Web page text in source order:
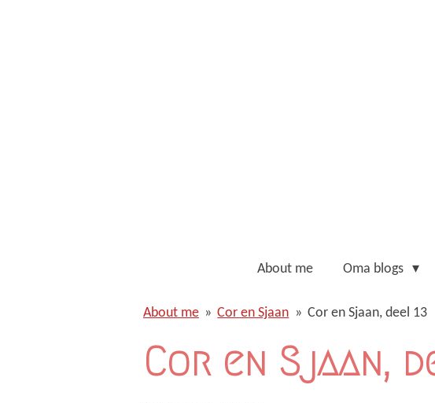
About me Oma blogs
About me » Cor en Sjaan » Cor en Sjaan, deel 13
Cor en Sjaan,